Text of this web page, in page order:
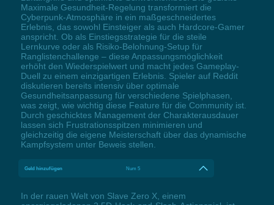
Maximale Gesundheit-Regelung transformiert die
Cyberpunk-Atmosphäre in ein maßgeschneidertes
Erlebnis, das sowohl Einsteiger als auch Hardcore-Gamer
anspricht. Ob als Einstiegsstrategie für die steile
Lernkurve oder als Risiko-Belohnung-Setup für
Ranglistenchallenge – diese Anpassungsmöglichkeit
erhöht den Wiederspielwert und macht jedes Gameplay-
Duell zu einem einzigartigen Erlebnis. Spieler auf Reddit
diskutieren bereits intensiv über optimale
Gesundheitsanpassung für verschiedene Spielphasen,
was zeigt, wie wichtig diese Feature für die Community ist.
Durch geschicktes Management der Charakterausdauer
lassen sich Frustrationsspitzen minimieren und
gleichzeitig die eigene Meisterschaft über das dynamische
Kampfsystem unter Beweis stellen.
Geld hinzufügen Num 5
In der rauen Welt von Slave Zero X, einem